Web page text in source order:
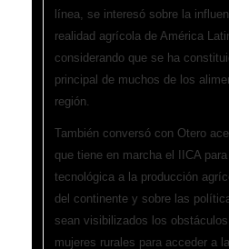
línea, se interesó sobre la
realidad agrícola de América
considerando que se ha
principal de muchos de los
región.
También conversó con Otero
que tiene en marcha el IICA
tecnológica a la producción
del continente y sobre las
sean visibilizados los
mujeres rurales para acceder a